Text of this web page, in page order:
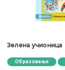
Зелена учионица
Образовање